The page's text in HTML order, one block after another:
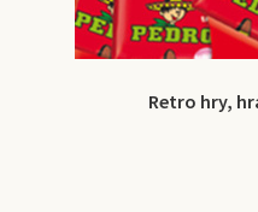
Retro hry,